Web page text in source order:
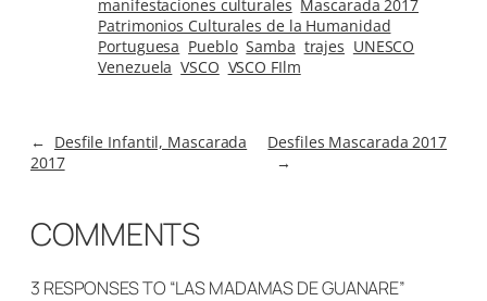
manifestaciones culturales Mascarada 2017
Patrimonios Culturales de la Humanidad
Portuguesa Pueblo Samba trajes UNESCO
Venezuela VSCO VSCO FIlm
← Desfile Infantil, Mascarada
2017
Desfiles Mascarada 2017
→
COMMENTS
3 RESPONSES TO “LAS MADAMAS DE GUANARE”